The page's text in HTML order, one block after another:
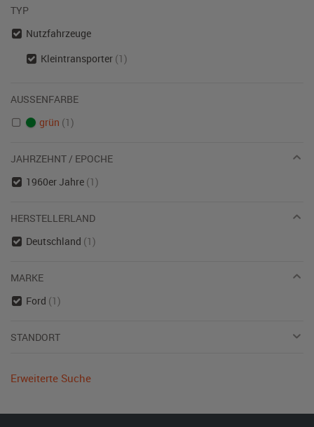
TYP
Nutzfahrzeuge
Kleintransporter (1)
AUSSENFARBE
grün (1)
JAHRZEHNT / EPOCHE
1960er Jahre (1)
HERSTELLERLAND
Deutschland (1)
MARKE
Ford (1)
STANDORT
Erweiterte Suche